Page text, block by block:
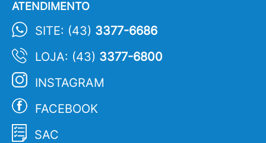
ATENDIMENTO
SITE: (43) 3377-6686
LOJA: (43) 3377-6800
INSTAGRAM
FACEBOOK
SAC